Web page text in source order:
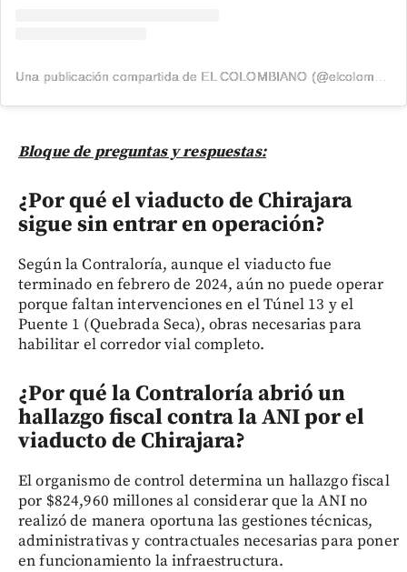
Bloque de preguntas y respuestas:
¿Por qué el viaducto de Chirajara
sigue sin entrar en operación?
Según la Contraloría, aunque el viaducto fue
terminado en febrero de 2024, aún no puede operar
porque faltan intervenciones en el Túnel 13 y el
Puente 1 (Quebrada Seca), obras necesarias para
habilitar el corredor vial completo.
¿Por qué la Contraloría abrió un
hallazgo fiscal contra la ANI por el
viaducto de Chirajara?
El organismo de control determina un hallazgo fiscal
por $824,960 millones al considerar que la ANI no
realizó de manera oportuna las gestiones técnicas,
administrativas y contractuales necesarias para poner
en funcionamiento la infraestructura.